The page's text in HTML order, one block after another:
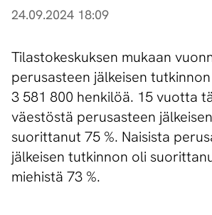
24.09.2024 18:09
Tilastokeskuksen mukaan
perusasteen jälkeisen
3 581 800 henkilöä. 15 vuotta
väestöstä perusasteen
suorittanut 75 %. Naisista
jälkeisen tutkinnon oli
miehistä 73 %.